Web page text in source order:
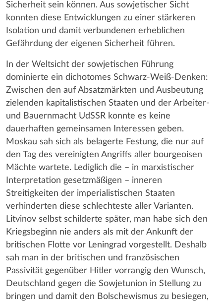
Sicherheit sein können. Aus sowjetischer Sicht
konnten diese Entwicklungen zu einer stärkeren
Isolation und damit verbundenen erheblichen
Gefährdung der eigenen Sicherheit führen.
In der Weltsicht der sowjetischen Führung
dominierte ein dichotomes Schwarz-Weiß-Denken:
Zwischen den auf Absatzmärkten und Ausbeutung
zielenden kapitalistischen Staaten und der Arbeiter-
und Bauernmacht UdSSR konnte es keine
dauerhaften gemeinsamen Interessen geben.
Moskau sah sich als belagerte Festung, die nur auf
den Tag des vereinigten Angriffs aller bourgeoisen
Mächte wartete. Lediglich die – in marxistischer
Interpretation gesetzmäßigen – inneren
Streitigkeiten der imperialistischen Staaten
verhinderten diese schlechteste aller Varianten.
Litvinov selbst schilderte später, man habe sich den
Kriegsbeginn nie anders als mit der Ankunft der
britischen Flotte vor Leningrad vorgestellt. Deshalb
sah man in der britischen und französischen
Passivität gegenüber Hitler vorrangig den Wunsch,
Deutschland gegen die Sowjetunion in Stellung zu
bringen und damit den Bolschewismus zu besiegen,